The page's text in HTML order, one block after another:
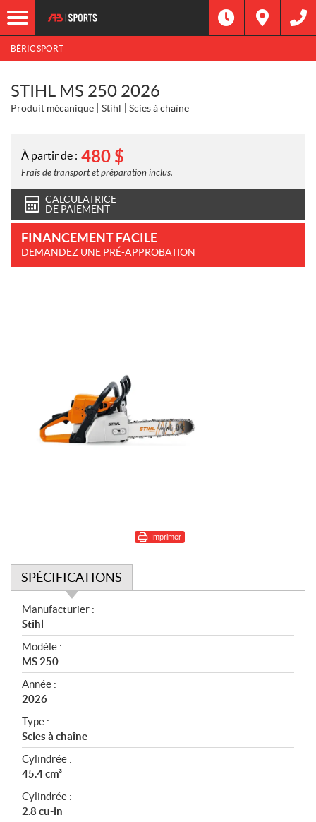
BÉRIC SPORT
STIHL MS 250 2026
Produit mécanique Stihl Scies à chaîne
À partir de : 480 $
Frais de transport et préparation inclus.
CALCULATRICE
DE PAIEMENT
FINANCEMENT FACILE
DEMANDEZ UNE PRÉ-APPROBATION
Imprimer
SPÉCIFICATIONS
S
p
é
c
i
f
i
c
a
t
i
o
n
s
Manufacturier :
Stihl
Modèle :
MS 250
Année :
2026
Type :
Scies à chaîne
Cylindrée :
45.4 cm³
Cylindrée :
2.8 cu-in